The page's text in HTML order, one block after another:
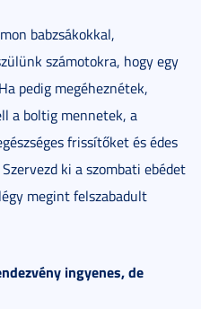
babzsákokkal,
számotokra, hogy egy
pedig megéheznétek,
a boltig mennetek, a
frissítőket és édes
ki a szombati ebédet
megint felszabadult
ingyenes, de